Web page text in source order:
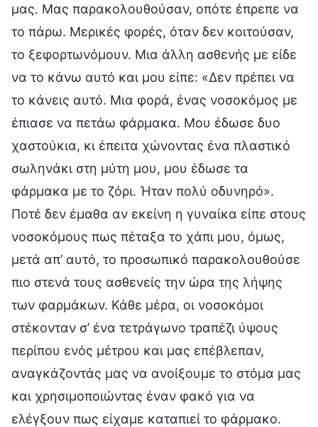
μας. Μας παρακολουθούσαν, οπότε έπρεπε να
το πάρω. Μερικές φορές, όταν δεν κοιτούσαν,
το ξεφορτωνόμουν. Μια άλλη ασθενής με είδε
να το κάνω αυτό και μου είπε: «Δεν πρέπει να
το κάνεις αυτό. Μια φορά, ένας νοσοκόμος με
έπιασε να πετάω φάρμακα. Μου έδωσε δυο
χαστούκια, κι έπειτα χώνοντας ένα πλαστικό
σωληνάκι στη μύτη μου, μου έδωσε τα
φάρμακα με το ζόρι. Ήταν πολύ οδυνηρό».
Ποτέ δεν έμαθα αν εκείνη η γυναίκα είπε στους
νοσοκόμους πως πέταξα το χάπι μου, όμως,
μετά απ’ αυτό, το προσωπικό παρακολουθούσε
πιο στενά τους ασθενείς την ώρα της λήψης
των φαρμάκων. Κάθε μέρα, οι νοσοκόμοι
στέκονταν σ’ ένα τετράγωνο τραπέζι ύψους
περίπου ενός μέτρου και μας επέβλεπαν,
αναγκάζοντάς μας να ανοίξουμε το στόμα μας
και χρησιμοποιώντας έναν φακό για να
ελέγξουν πως είχαμε καταπιεί το φάρμακο.